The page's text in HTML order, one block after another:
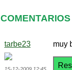
COMENTARIOS
tarbe23 muy